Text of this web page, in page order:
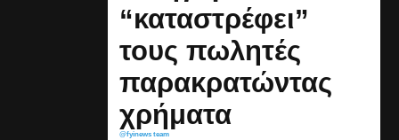
“καταστρέφει”
τους πωλητές
παρακρατώντας
χρήματα
@fyinews team